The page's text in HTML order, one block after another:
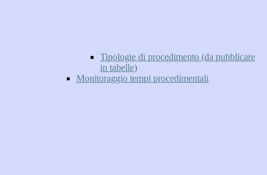
Tipologie di procedimento (da pubblicare
in tabelle)
Monitoraggio tempi procedimentali